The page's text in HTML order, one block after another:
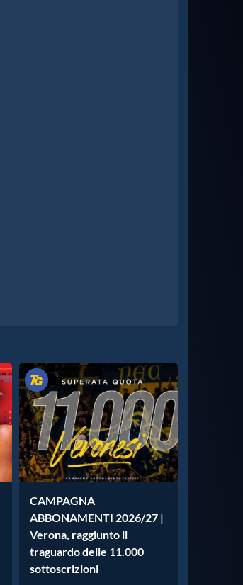
CAMPAGNA
ABBONAMENTI 2026/27 |
Verona, raggiunto il
traguardo delle 11.000
sottoscrizioni